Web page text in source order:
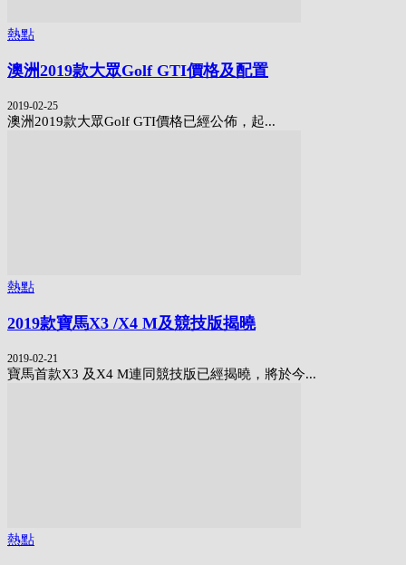
熱點
澳洲2019款大眾Golf GTI價格及配置
2019-02-25
澳洲2019款大眾Golf GTI價格已經公佈，起...
熱點
2019款寶馬X3 /X4 M及競技版揭曉
2019-02-21
寶馬首款X3 及X4 M連同競技版已經揭曉，將於今...
熱點